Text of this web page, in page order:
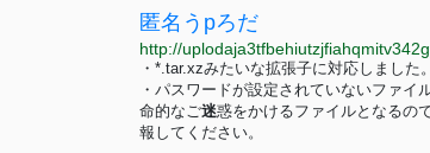
匿名うpろだ
http://
・*.tar.xzみたいな拡張子に対応しました
・パスワードが設定されていないファ
命的なご迷惑をかけるファイルとなるの
報してください。